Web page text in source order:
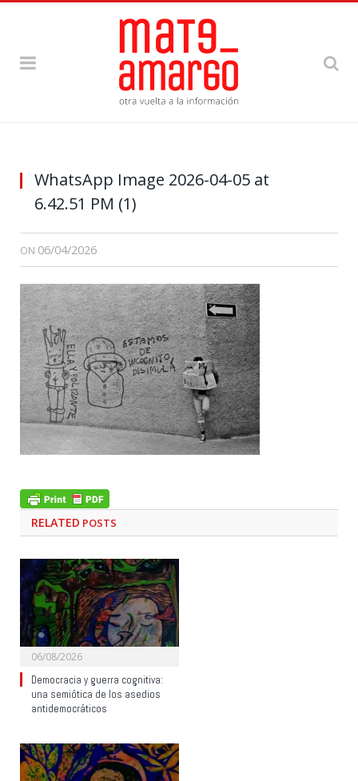
WhatsApp Image 2026-04-05 at
6.42.51 PM (1)
ON 06/04/2026
RELATED POSTS
06/08/2026
Democracia y guerra cognitiva:
una semiótica de los asedios
antidemocráticos